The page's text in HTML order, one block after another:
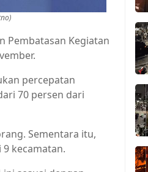
Pembatasan Kegiatan
percepatan
70 persen dari
Sementara itu,
kecamatan.